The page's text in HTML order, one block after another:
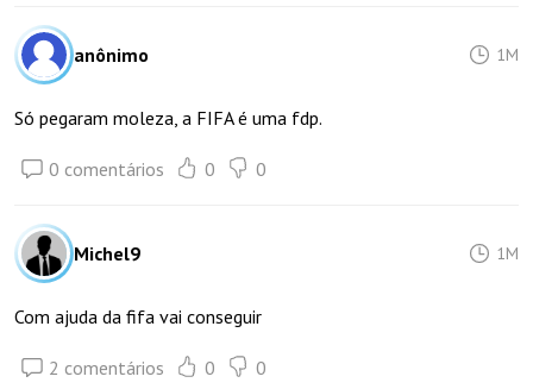
anônimo 1M
Só pegaram moleza, a FIFA é uma fdp.
0 comentários 0 0
Michel9 1M
Com ajuda da fifa vai conseguir
2 comentários 0 0